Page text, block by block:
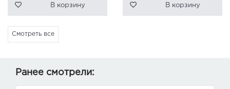
В корзину В корзину
Смотреть все
Ранее смотрели: